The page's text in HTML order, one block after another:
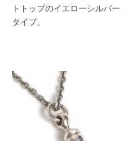
トトップのイエローシルバー
タイプ。